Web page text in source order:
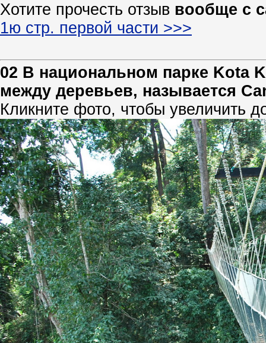
Хотите прочесть отзыв вообще с
1ю стр. первой части >>>
02 В национальном парке Kota
между деревьев, называется
Кликните фото, чтобы увеличить